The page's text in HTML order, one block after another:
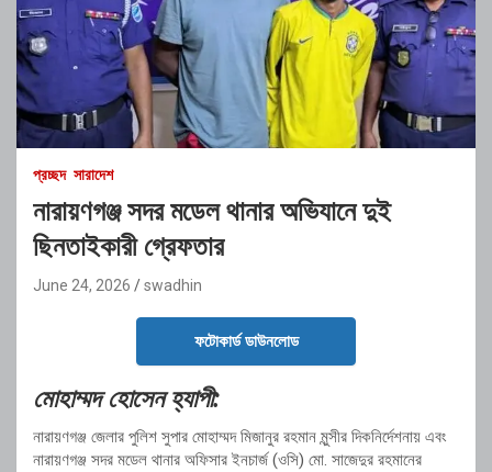
প্রচ্ছদ সারাদেশ
নারায়ণগঞ্জ সদর মডেল থানার অভিযানে দুই
ছিনতাইকারী গ্রেফতার
June 24, 2026 swadhin
ফটোকার্ড ডাউনলোড
মোহাম্মদ হোসেন হ্যাপী:
নারায়ণগঞ্জ জেলার পুলিশ সুপার মোহাম্মদ মিজানুর রহমান মুন্সীর দিকনির্দেশনায় এবং
নারায়ণগঞ্জ সদর মডেল থানার অফিসার ইনচার্জ (ওসি) মো. সাজেদুর রহমানের